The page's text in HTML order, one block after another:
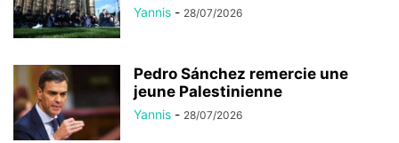
Yannis - 28/07/2026
Pedro Sánchez remercie une
jeune Palestinienne
Yannis - 28/07/2026